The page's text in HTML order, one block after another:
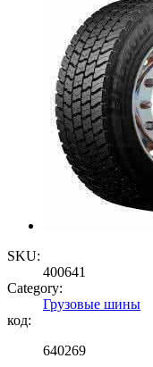
SKU:
400641
Category:
Грузовые шины
код:
640269